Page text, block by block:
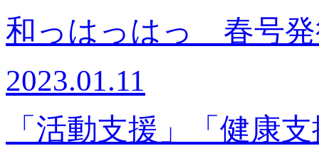
和っはっはっ 春号
2023.01.11
「活動支援」「健康